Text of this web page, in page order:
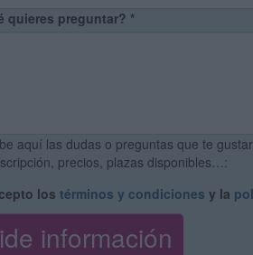
quieres preguntar? *
aquí las dudas o preguntas que te
precios, plazas disponibles…:
los términos y condiciones y la